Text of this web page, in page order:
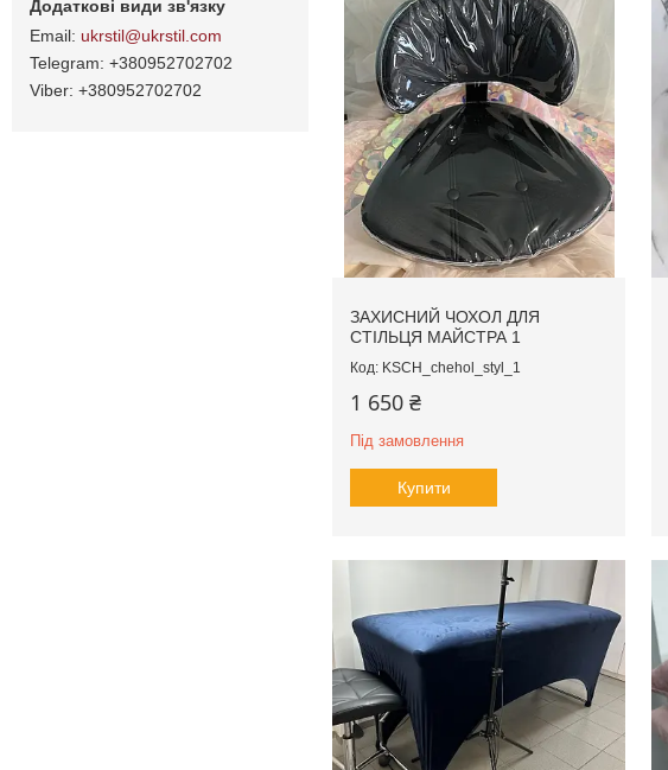
ЗАХИСНИЙ ЧОХОЛ ДЛЯ
СТІЛЬЦЯ МАЙСТРА 1
KSCH_chehol_styl_1
1 650 ₴
Під замовлення
Купити
ukrstil@ukrstil.com
+380952702702
+380952702702